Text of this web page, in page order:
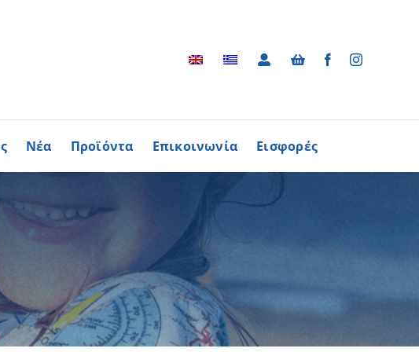
Σπάνιων Παθήσεων
Συμβούλιο Εθελοντισμού
Ασθενών Κύπρου
Φωτογραφικό Αρχείο
Βίντεο
Ραδιοφωνικές Διαφημίσεις
Διαφημίσεις / Φυλλάδια
Τα Τραγούδια
ΑΓΟΡΑΖΩ
ΠΡΟΙΟΝΤΑ
Περισσότερα
Νέα Προϊόντα Επικοινωνία Εισφορές